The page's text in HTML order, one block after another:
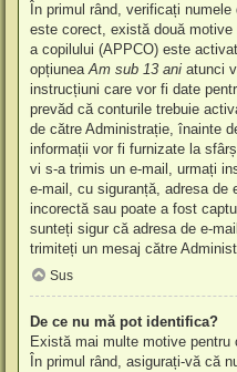
În primul rând, verificați
este corect, există două
a copilului (APPCO) este
opțiuneaAm sub 13 ani atunci
instrucțiuni care vor fi date
prevăd că conturile trebuie
de către Administrație, înainte
informații vor fi furnizate la
vi s-a trimis un e-mail, urmați
e-mail, cu siguranță, adresa de
incorectă sau poate a fost
sunteți sigur că adresa de e-
trimiteți un mesaj către
Sus
De ce nu mă pot identifica?
Există mai multe motive
În primul rând, asigurați-vă că